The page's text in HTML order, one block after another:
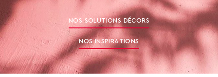
NOS SOLUTIONS DÉCORS
NOS INSPIRATIONS